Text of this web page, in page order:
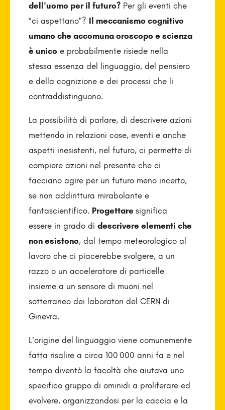
dell’uomo per il futuro?Per gli eventi che
“ci aspettano”? Il meccanismo cognitivo
umano che accomuna oroscopo e scienza
è unico e probabilmente risiede nella
stessa essenza del linguaggio, del pensiero
e della cognizione e dei processi che li
contraddistinguono.
La possibilità di parlare, di descrivere azioni
mettendo in relazioni cose, eventi e anche
aspetti inesistenti, nel futuro, ci permette di
compiere azioni nel presente che ci
facciano agire per un futuro meno incerto,
se non addirittura mirabolante e
fantascientifico. Progettare significa
essere in grado di descrivere elementi che
non esistono, dal tempo meteorologico al
lavoro che ci piacerebbe svolgere, a un
razzo o un acceleratore di particelle
insieme a un sensore di muoni nel
sotterraneo dei laboratori del CERN di
Ginevra.
L’origine del linguaggio viene comunemente
fatta risalire a circa 100 000 anni fa e nel
tempo diventò la facoltà che aiutava uno
specifico gruppo di ominidi a proliferare ed
evolvere, organizzandosi per la caccia e la